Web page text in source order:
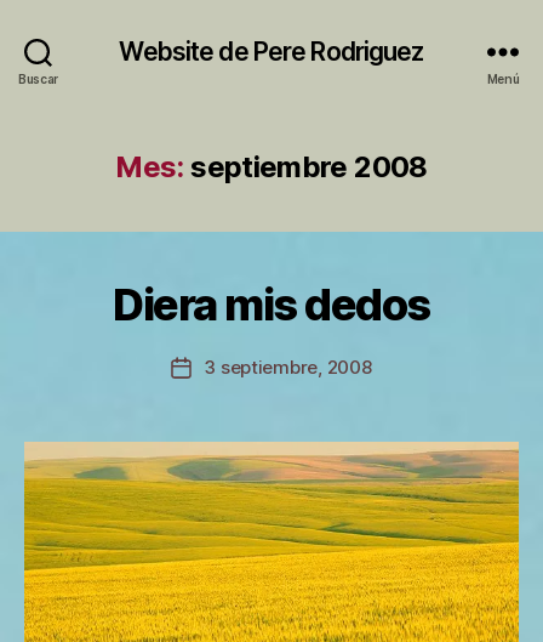
Buscar
Website de Pere Rodriguez
Menú
Mes: septiembre 2008
Categorías
O
R
Í
A
Diera mis dedos
Autor
o
r
e
Fecha
entrada
3 septiembre, 2008